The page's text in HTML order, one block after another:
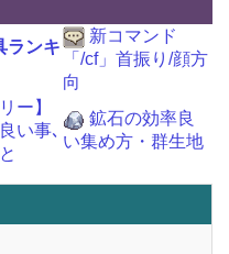
ランキ
新コマンド
「/cf」首振り/顔方
向
ー】
い事､
鉱石の効率良
い集め方・群生地